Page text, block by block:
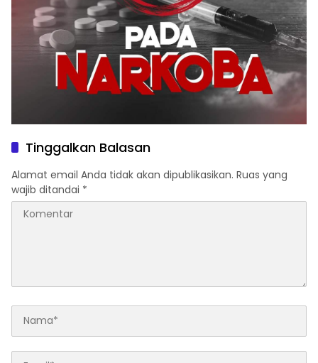
Tinggalkan Balasan
Alamat email Anda tidak akan dipublikasikan. Ruas yang
wajib ditandai *